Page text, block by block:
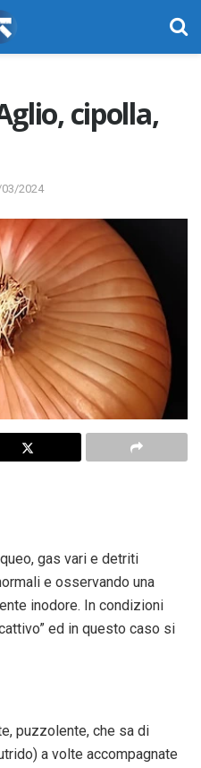
cipolla,
2024
gas vari e detriti
e osservando una
inodore. In condizioni
ed in questo caso si
puzzolente, che sa di
a volte accompagnate